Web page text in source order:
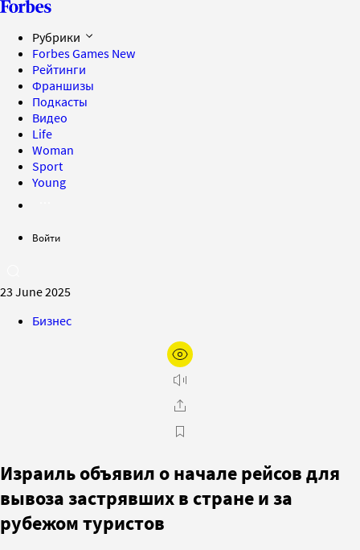
Рубрики
Forbes Games New
Рейтинги
Франшизы
Подкасты
Видео
Life
Woman
Sport
Young
Войти
23 June 2025
Бизнес
Израиль объявил о начале рейсов для
вывоза застрявших в стране и за
рубежом туристов